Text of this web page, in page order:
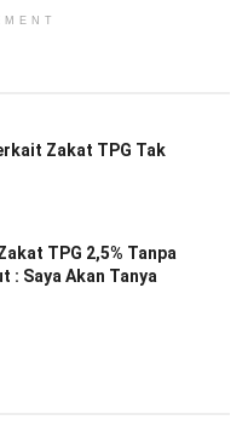
Zakat TPG Tak
TPG 2,5% Tanpa
: Saya Akan Tanya